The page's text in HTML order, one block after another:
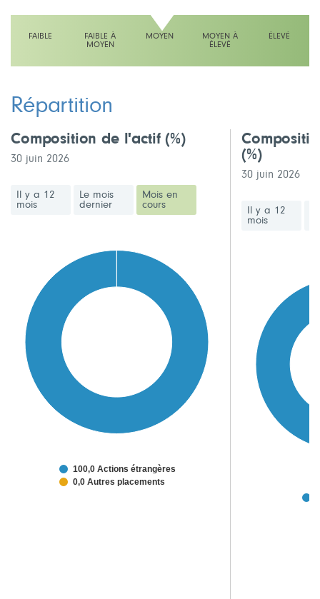
FAIBLE
FAIBLE À
MOYEN
MOYEN
MOYEN À
ÉLEVÉ
ÉLEVÉ
Répartition
Composition de l'actif(%)
30 juin 2026
Il y a 12
mois
Le mois
dernier
Mois en
cours
100,0 Actions étrangères
0,0 Autres placements
(%)
30 juin 2026
Il y a 12
mois